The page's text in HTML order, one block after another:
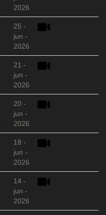
2026
25 -
jun -
2026
21 -
jun -
2026
20 -
jun -
2026
18 -
jun -
2026
14 -
jun -
2026